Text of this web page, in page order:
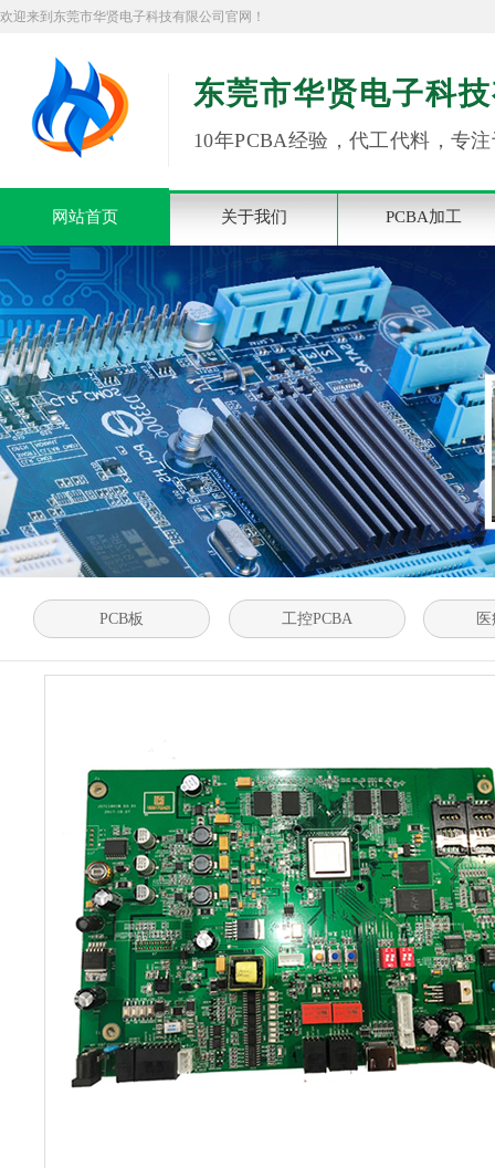
欢迎来到东莞市华贤电子科技有限公司官网！
东莞市华贤电子科
10年PCBA经验，代工代料，专
网站首页 关于我们 PCBA加工
PCB板 工控PCBA